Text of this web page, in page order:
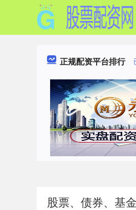
正规配资平台排行
股票、债券、基